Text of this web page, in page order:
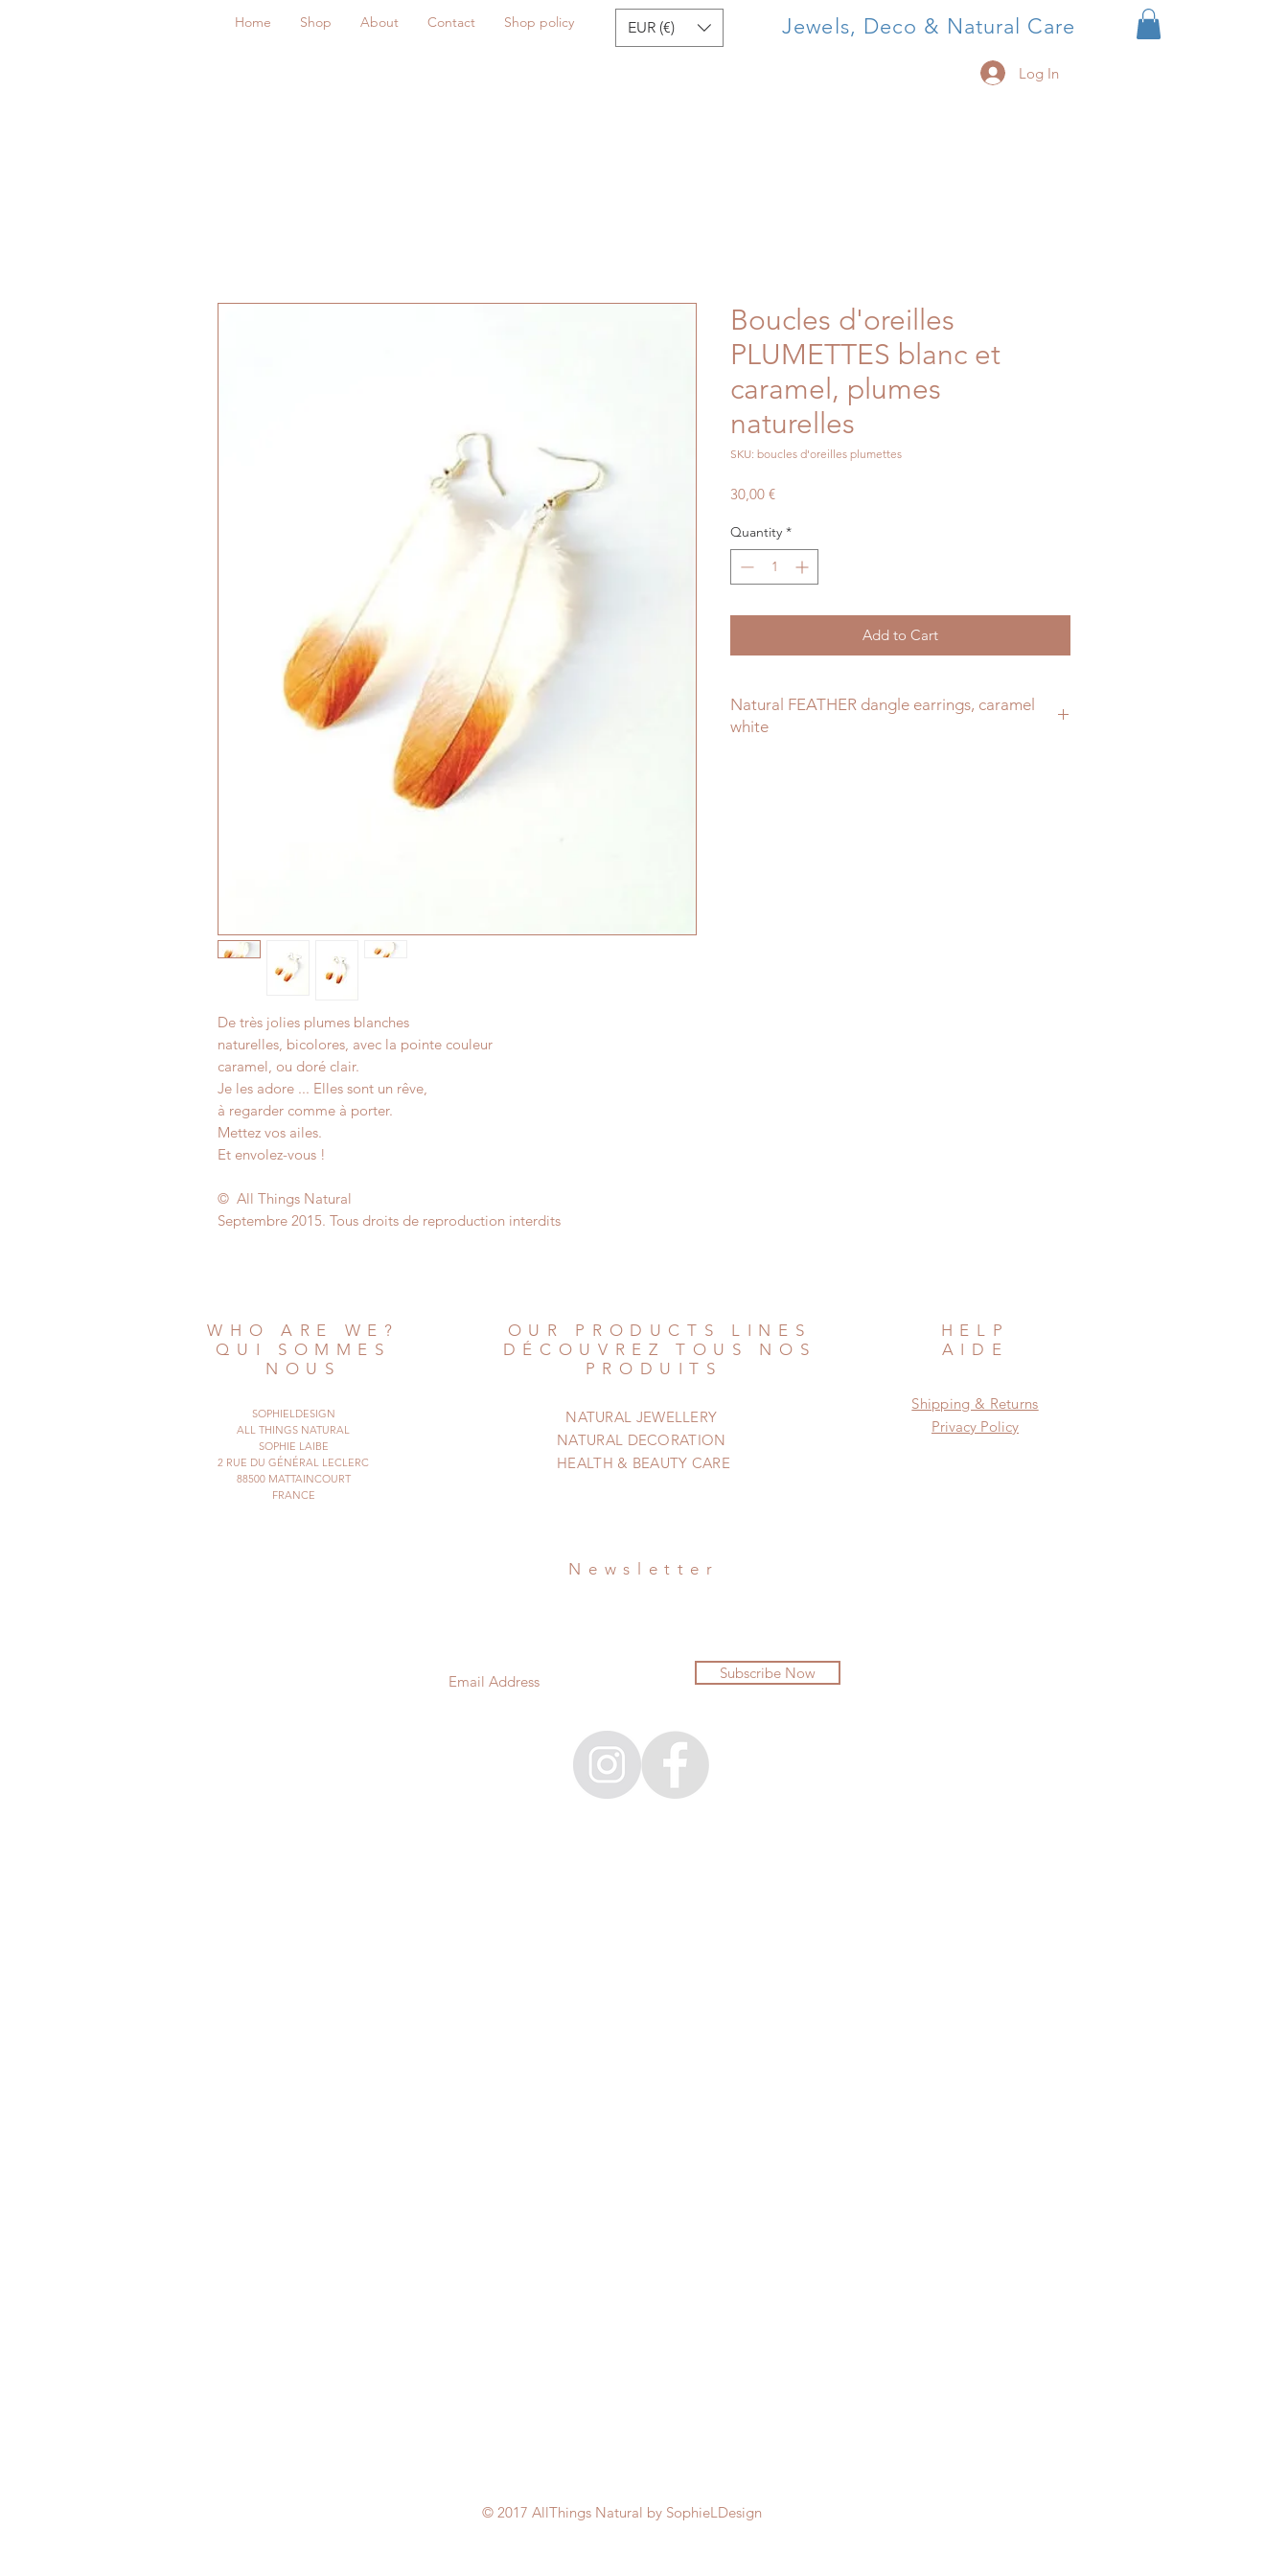
Home Shop About Contact Shop policy EUR (€) Jewels, Deco & Natural Care
Log In
De très jolies plumes blanches
naturelles, bicolores, avec la pointe couleur
caramel, ou doré clair.
Je les adore ... Elles sont un rêve,
à regarder comme à porter.
Mettez vos ailes.
Et envolez-vous !
© All Things Natural
Septembre 2015. Tous droits de reproduction interdits
Boucles d'oreilles
PLUMETTES blanc et
caramel, plumes
naturelles
SKU: boucles d'oreilles plumettes
30,00 €Price
Quantity *
Add to Cart
Natural FEATHER dangle earrings, caramel
white
WHO ARE WE?
QUI SOMMES
NOUS
SOPHIELDESIGN
ALL THINGS NATURAL
SOPHIE LAIBE
2 RUE DU GÉNÉRAL LECLERC
88500 MATTAINCOURT
FRANCE
OUR PRODUCTS LINES
DÉCOUVREZ TOUS NOS
PRODUITS
NATURAL JEWELLERY
NATURAL DECORATION
HEALTH & BEAUTY CARE
Newsletter
Subscribe Now
HELP
AIDE
Shipping & Returns
Privacy Policy
© 2017 AllThings Natural by SophieLDesign